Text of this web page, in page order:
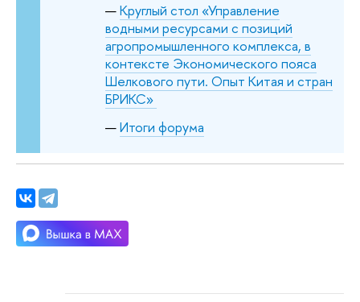
Круглый стол «Управление
водными ресурсами c позиций
агропромышленного комплекса, в
контексте Экономического пояса
Шелкового пути. Опыт Китая и стран
БРИКС»
Итоги форума